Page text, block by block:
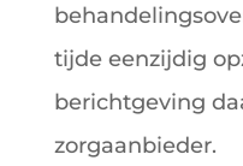
tijde eenzijdig
berichtgeving
zorgaanbieder.